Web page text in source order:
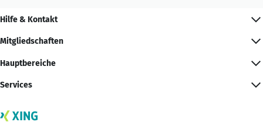
Hilfe & Kontakt
Mitgliedschaften
Hauptbereiche
Services